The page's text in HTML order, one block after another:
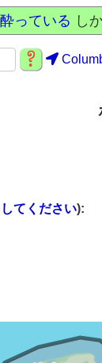
っている し
てください):